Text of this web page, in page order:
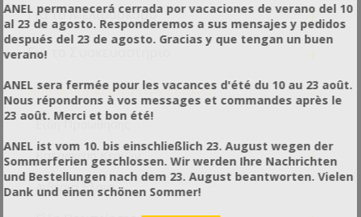
Για το Μελισσοκόμο +
Για το Συσκευαστήριο
Από & Γύρω από τη Μέλισσα -
Είδη Προώθησης
Κατασκευή Κεριών
+
Αιθέρια Έλαια
ANEL permanecerá cerrada por vacaciones de verano del 10
al 23 de agosto. Responderemos a sus mensajes y pedidos
después del 23 de agosto. Gracias y que tengan un buen
verano!
ANEL sera fermée pour les vacances d'été du 10 au 23 août.
Nous répondrons à vos messages et commandes après le
23 août. Merci et bon été!
ANEL ist vom 10. bis einschließlich 23. August wegen der
Sommerferien geschlossen. Wir werden Ihre Nachrichten
und Bestellungen nach dem 23. August beantworten. Vielen
Dank und einen schönen Sommer!